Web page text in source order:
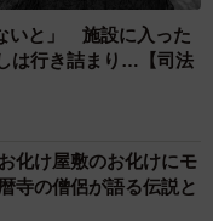
いと」 施設に入った
は行き詰まり…【司法
化け屋敷のお化けにモ
寺の僧侶が語る伝説と